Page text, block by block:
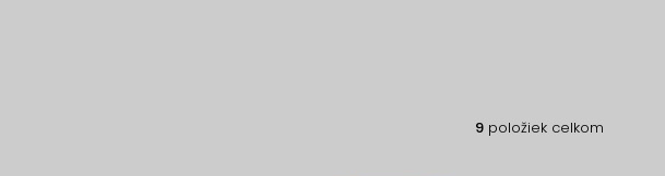
9 položiek celkom